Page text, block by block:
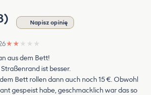
Napisz opinię
★ ★ ★ ★ ★
aus dem Bett!
ist besser.
Bett rollen dann auch noch 15 €. Obwohl
gespeist habe, geschmacklich war das so